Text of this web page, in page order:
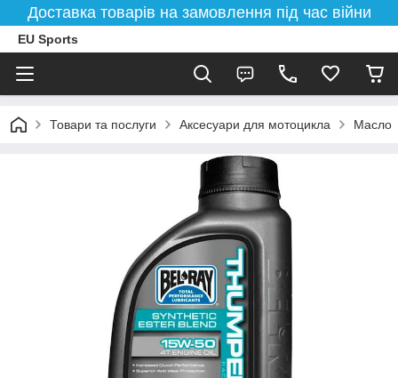
Доставка товарів на замовлення під час війни
EU Sports
Товари та послуги Аксесуари для мотоцикла Масло